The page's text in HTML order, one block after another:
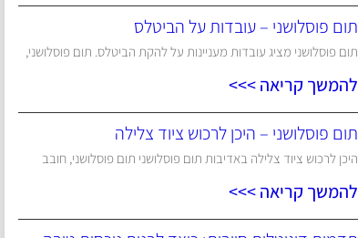
תום פוסלושני – עובדות על הביטלס
תום פוסלושני מציג עובדות מעניינות על להקת הביטלס. תום פוסלושני,
להמשך קריאה >>>
תום פוסלושני – היכן לרכוש ציוד צלילה
היכן לרכוש ציוד צלילה באדיבות תום פוסלושני תום פוסלושני, חובב
להמשך קריאה >>>